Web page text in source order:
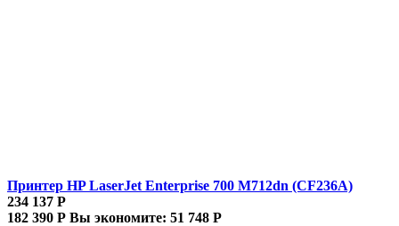
Принтер HP LaserJet Enterprise 700 M712dn (CF236A)
234 137 Р
182 390 Р Вы экономите: 51 748 Р